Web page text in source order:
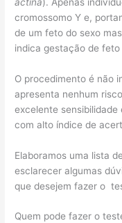
cromossomo Y e,
de um feto do sexo
indica gestação de
O procedimento é não
apresenta nenhum
excelente
com alto índice de
Elaboramos uma lista
esclarecer algumas
que desejem fazer o
Quem pode fazer o